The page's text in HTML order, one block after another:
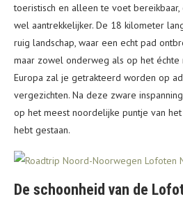
toeristisch en alleen te voet bereikbaar,
wel aantrekkelijker. De 18 kilometer
ruig landschap, waar een echt pad
maar zowel onderweg als op het échte
Europa zal je getrakteerd worden op
vergezichten. Na deze zware
op het meest noordelijke puntje van
hebt gestaan.
De schoonheid van de